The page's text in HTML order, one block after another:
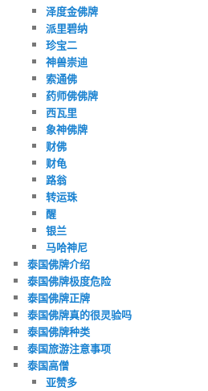
泽度金佛牌
派里碧纳
珍宝二
神兽崇迪
索通佛
药师佛佛牌
西瓦里
象神佛牌
财佛
财龟
路翁
转运珠
醒
银兰
马哈神尼
泰国佛牌介绍
泰国佛牌极度危险
泰国佛牌正牌
泰国佛牌真的很灵验吗
泰国佛牌种类
泰国旅游注意事项
泰国高僧
亚赞多